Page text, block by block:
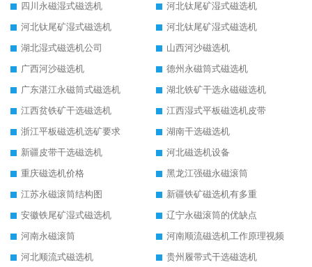
四川永磁湿式磁选机
河北钛尾矿湿式磁选机
河北钛尾矿湿式磁选机
河北钛尾矿湿式磁选机
湖北湿式磁选机公司
山西河沙磁选机
广西河沙磁选机
德州永磁筒式磁选机
广东湛江永磁筒式磁选机
湖北铁矿干选永磁磁选机
江西贫铁矿干选磁选机
江西湿式平板磁选机皮带
浙江平板磁选机选矿要求
湖南干选磁选机
新疆皮带干选磁选机
河北磁选机设备
重庆磁选机价格
黑龙江强磁永磁滚筒
江苏永磁滚筒结构图
新疆铁矿磁选机有多重
安徽铁尾矿湿式磁选机
辽宁永磁滚筒的优缺点
河南永磁滚筒
河南顺流磁选机工作原理视频
河北顺流式磁选机
贵州履带式干选磁选机